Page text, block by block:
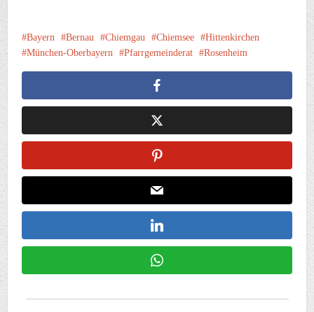
Bayern Bernau Chiemgau Chiemsee
Hittenkirchen
München-Oberbayern
Pfarrgemeinderat Rosenheim